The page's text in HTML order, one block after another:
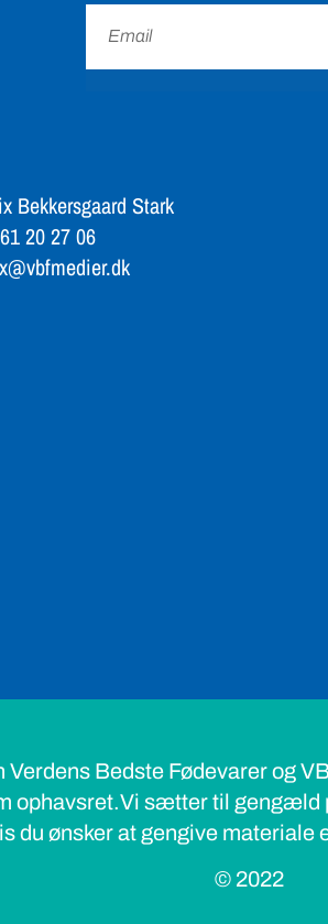
Bekkersgaard Stark
20 27 06
Bedste Fødevarer og
ophavsret.Vi sætter til gengæld
du ønsker at gengive materiale
© 2022